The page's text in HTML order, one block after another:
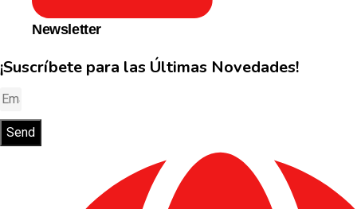
Newsletter
¡Suscríbete para las Últimas Novedades!
Send